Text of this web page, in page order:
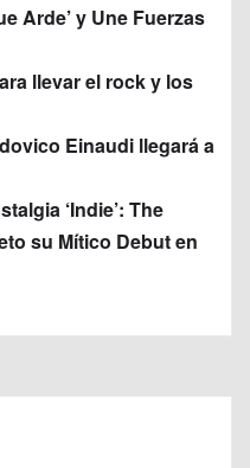
Arde’ y Une Fuerzas
llevar el rock y los
Einaudi llegará a
‘Indie’: The
su Mítico Debut en